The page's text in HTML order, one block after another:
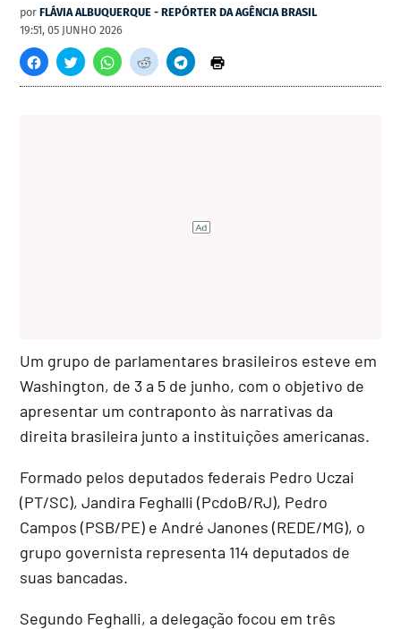
por FLÁVIA ALBUQUERQUE - REPÓRTER DA AGÊNCIA BRASIL
19:51, 05 JUNHO 2026
Um grupo de parlamentares brasileiros esteve em
Washington, de 3 a 5 de junho, com o objetivo de
apresentar um contraponto às narrativas da
direita brasileira junto a instituições americanas.
Formado pelos deputados federais Pedro Uczai
(PT/SC), Jandira Feghalli (PcdoB/RJ), Pedro
Campos (PSB/PE) e André Janones (REDE/MG), o
grupo governista representa 114 deputados de
suas bancadas.
Segundo Feghalli, a delegação focou em três